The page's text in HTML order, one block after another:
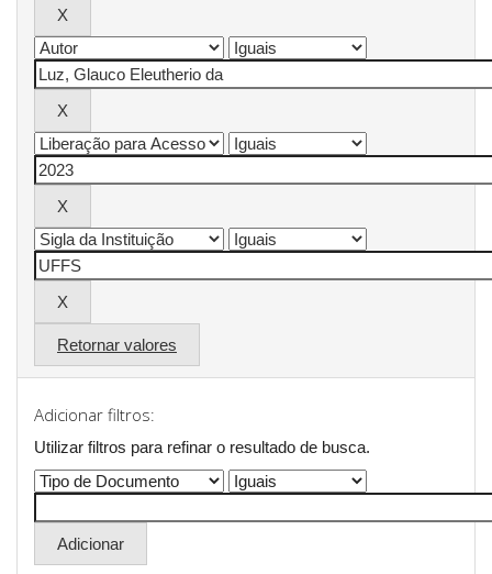
Retornar valores
Adicionar filtros:
Utilizar filtros para refinar o resultado de busca.